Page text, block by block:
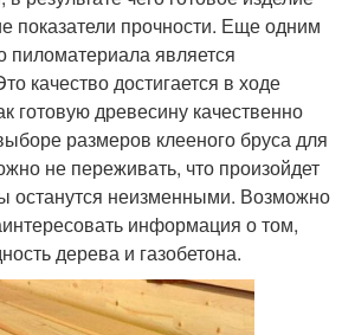
показатели прочности. Еще одним
пиломатериала является
качество достигается в ходе
готовую древесину качественно
размеров клееного бруса для
не переживать, что произойдет
останутся неизменными. Возможно
информация о том,
дерева и газобетона.